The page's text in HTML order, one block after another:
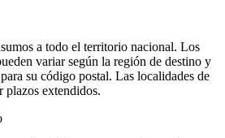
a todo el territorio nacional. Los
variar según la región de destino y
su código postal. Las localidades de
plazos extendidos.